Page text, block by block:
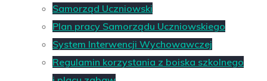
Samorząd Uczniowski
Plan pracy Samorządu Uczniowskiego
System Interwencji Wychowawczej
Regulamin korzystania z boiska szkolnego